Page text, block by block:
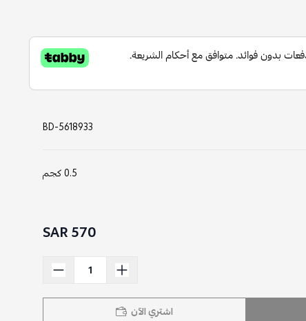
BD-5618933
0.5 كجم
570 SAR
اشتري الآن